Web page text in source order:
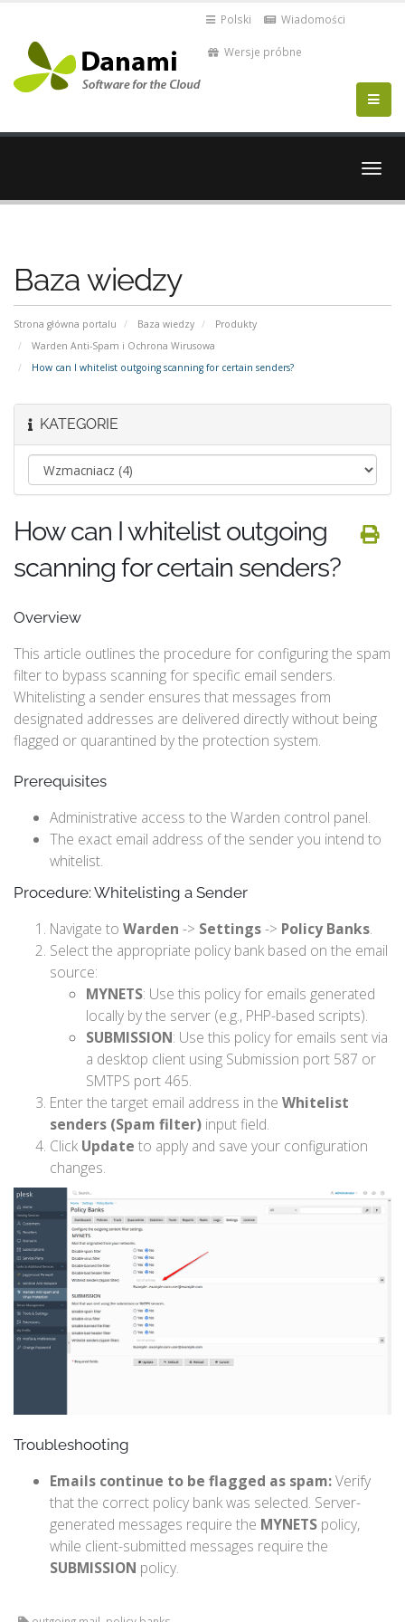
Polski Wiadomości
Wersje próbne
Baza wiedzy
Strona główna portalu Baza wiedzy
Produkty
Warden Anti-Spam i Ochrona Wirusowa
How can I whitelist outgoing scanning for certain senders?
KATEGORIE
How can I whitelist outgoing
scanning for certain senders?
Overview
This article outlines the procedure for configuring the spam
filter to bypass scanning for specific email senders.
Whitelisting a sender ensures that messages from
designated addresses are delivered directly without being
flagged or quarantined by the protection system.
Prerequisites
Administrative access to the Warden control panel.
The exact email address of the sender you intend to
whitelist.
Procedure: Whitelisting a Sender
Navigate to Warden -> Settings-> Policy Banks.
Select the appropriate policy bank based on the email
source:
MYNETS: Use this policy for emails generated
locally by the server (e.g., PHP-based scripts).
SUBMISSION: Use this policy for emails sent via
a desktop client using Submission port 587 or
SMTPS port 465.
Enter the target email address in the Whitelist
senders (Spam filter) input field.
Click Update to apply and save your configuration
changes.
Troubleshooting
Emails continue to be flagged as spam:Verify
that the correct policy bank was selected. Server-
generated messages require the MYNETS policy,
while client-submitted messages require the
SUBMISSION policy.